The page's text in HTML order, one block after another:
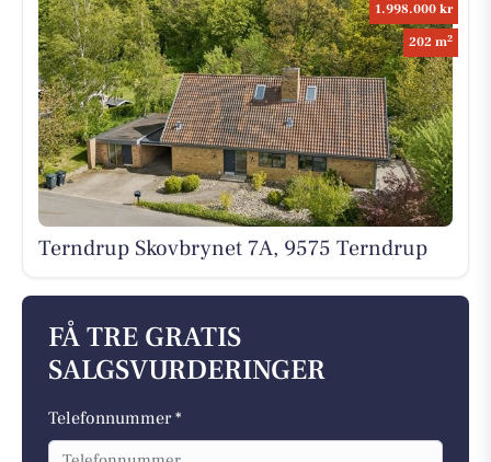
1.998.000 kr
202 m2
Terndrup Skovbrynet 7A, 9575 Terndrup
FÅ TRE GRATIS
SALGSVURDERINGER
Telefonnummer *